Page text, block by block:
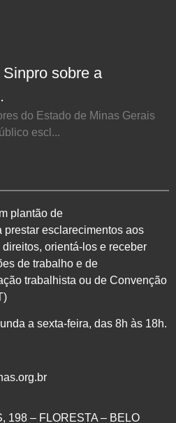
sobre a
do Estado de Minas Gerais
escl...
plantão de
esclarecimentos aos
orientá-los e receber
de trabalho e de
trabalhista ou de Convenção
a sexta-feira, das 8h às 18h.
198 – FLORESTA – BELO